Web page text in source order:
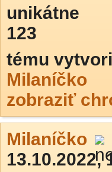
unikátne
123
tému
Milaníčko
zobraziť
Milaníčko
13.10.2022,